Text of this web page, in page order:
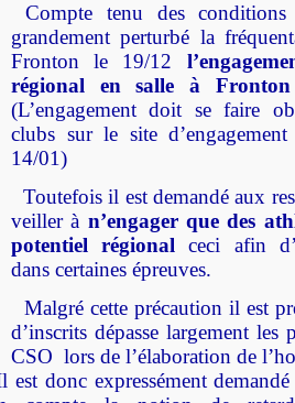
Compte tenu des
grandement perturbé la
Fronton le 19/12
régional en salle à
(L’engagement doit se faire
clubs sur le site
14/01)
Toutefois il est demandé aux
veiller à n’engager que des
potentiel régional ceci afin
dans certaines épreuves.
Malgré cette précaution il est
d’inscrits dépasse largement les
CSO lors de l’élaboration de
est donc expressément